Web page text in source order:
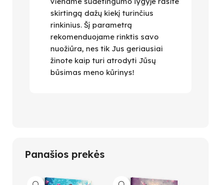
skirtingą dažų kiekį turinčius
rinkinius. Šį parametrą
rekomenduojame rinktis savo
nuožiūra, nes tik Jus geriausiai
žinote kaip turi atrodyti Jūsų
būsimas meno kūrinys!
Panašios prekės